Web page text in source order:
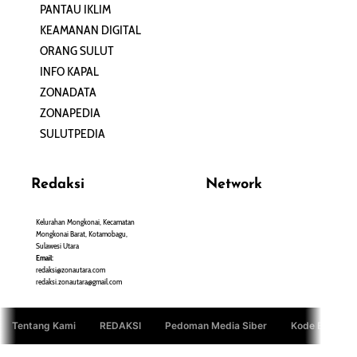
PANTAU IKLIM
KEAMANAN DIGITAL
ORANG SULUT
INFO KAPAL
ZONADATA
ZONAPEDIA
SULUTPEDIA
Redaksi
Kelurahan Mongkonai, Kecamatan
Mongkonai Barat, Kotamobagu,
Sulawesi Utara
Email:
redaksi@zonautara.com
redaksi.zonautara@gmail.com
Network
Tentang Kami REDAKSI Pedoman Media Siber Kode Etik